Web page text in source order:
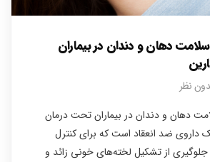
سلامت دهان و دندان در بیماران
نظر
دهان و دندان در بیماران تحت درمان
داروی ضد انعقاد است که برای کنترل
از تشکیل لخته‌های خونی زائد و